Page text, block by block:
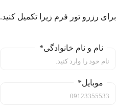
برای رزرو تور فرم زیرا تکمیل کنید.
نام و نام خانوادگی*
موبایل*